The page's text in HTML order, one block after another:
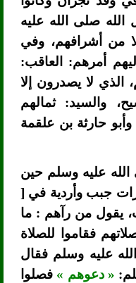
صلى الله عليه
من أشرافهم، وفي
أمرهم: العاقب:
الذي لا يصدرون إلا
والسيد: ثمالهم
حارثة بن علقمة
عليه وسلم حين
جبب وأردية في [
يقول من رآهم : ما
فقاموا للصلاة
عليه وسلم فقال
« دعوهم » فصلوا